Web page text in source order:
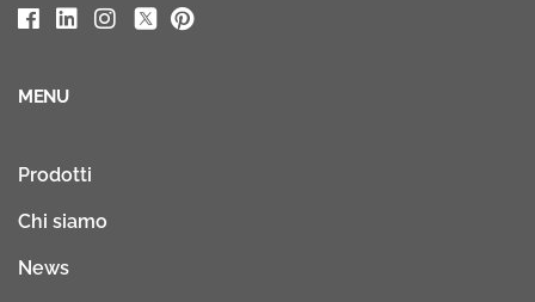
MENU
Prodotti
Chi siamo
News